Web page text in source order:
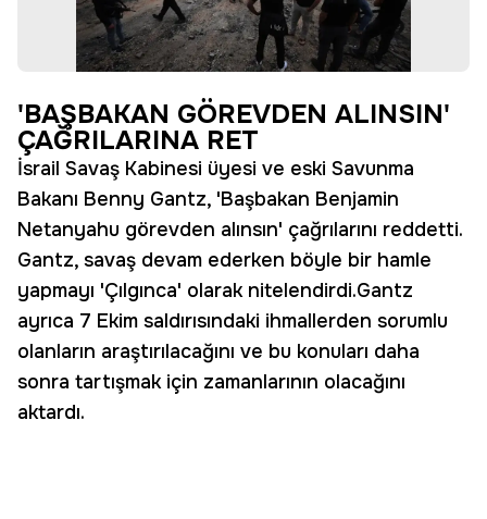
'BAŞBAKAN GÖREVDEN ALINSIN'
ÇAĞRILARINA RET
İsrail Savaş Kabinesi üyesi ve eski Savunma
Bakanı Benny Gantz, 'Başbakan Benjamin
Netanyahu görevden alınsın' çağrılarını reddetti.
Gantz, savaş devam ederken böyle bir hamle
yapmayı 'Çılgınca' olarak nitelendirdi.Gantz
ayrıca 7 Ekim saldırısındaki ihmallerden sorumlu
olanların araştırılacağını ve bu konuları daha
sonra tartışmak için zamanlarının olacağını
aktardı.